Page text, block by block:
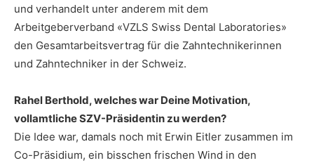
und verhandelt unter anderem mit dem
Arbeitgeberverband «VZLS Swiss Dental Laboratories»
den Gesamtarbeitsvertrag für die Zahntechnikerinnen
und Zahntechniker in der Schweiz.
Rahel Berthold, welches war Deine Motivation,
vollamtliche SZV-Präsidentin zu werden?
Die Idee war, damals noch mit Erwin Eitler zusammen im
Co-Präsidium, ein bisschen frischen Wind in den